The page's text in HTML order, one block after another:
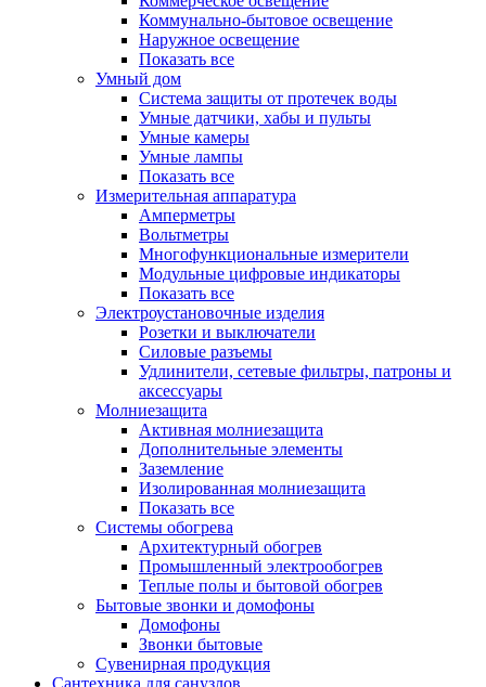
Коммунально-бытовое освещение
Наружное освещение
Показать все
Умный дом
Система защиты от протечек воды
Умные датчики, хабы и пульты
Умные камеры
Умные лампы
Показать все
Измерительная аппаратура
Амперметры
Вольтметры
Многофункциональные измерители
Модульные цифровые индикаторы
Показать все
Электроустановочные изделия
Розетки и выключатели
Силовые разъемы
Удлинители, сетевые фильтры, патроны и
аксессуары
Молниезащита
Активная молниезащита
Дополнительные элементы
Заземление
Изолированная молниезащита
Показать все
Системы обогрева
Архитектурный обогрев
Промышленный электрообогрев
Теплые полы и бытовой обогрев
Бытовые звонки и домофоны
Домофоны
Звонки бытовые
Сувенирная продукция
Сантехника для санузлов